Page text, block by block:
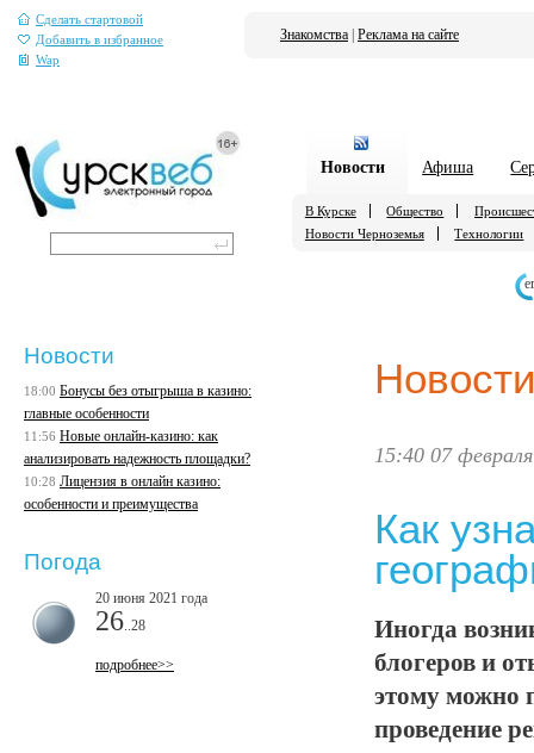
Сделать стартовой
Добавить в избранное
Wap
Знакомства Реклама на сайте
Новости Афиша
В Курске Общество
Новости Черноземья
Технологии
15:40 07
Как
Иногда
блогеров и
этому можно
проведение
Новости
18:00 Бонусы без отыгрыша в казино:
главные особенности
11:56 Новые онлайн-казино: как
анализировать надежность площадки?
10:28 Лицензия в онлайн казино:
особенности и преимущества
Погода
20 июня 2021 года
26 ..28
подробнее>>